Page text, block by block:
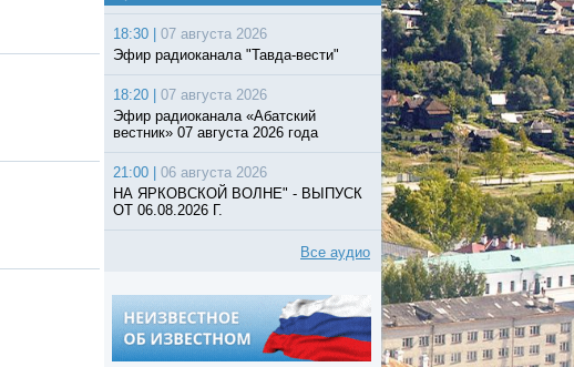
18:30 |
07 августа 2026
Эфир радиоканала "Тавда-вести"
18:20 |
07 августа 2026
Эфир радиоканала «Абатский
вестник» 07 августа 2026 года
21:00 |
06 августа 2026
НА ЯРКОВСКОЙ ВОЛНЕ" - ВЫПУСК
ОТ 06.08.2026 Г.
Все аудио